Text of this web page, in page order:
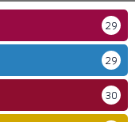
29
29
30